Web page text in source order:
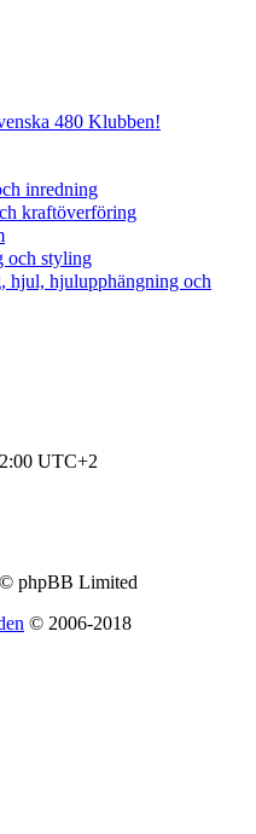
480 Klubben!
inredning
kraftöverföring
och styling
hjulupphängning och
UTC+2
phpBB Limited
© 2006-2018